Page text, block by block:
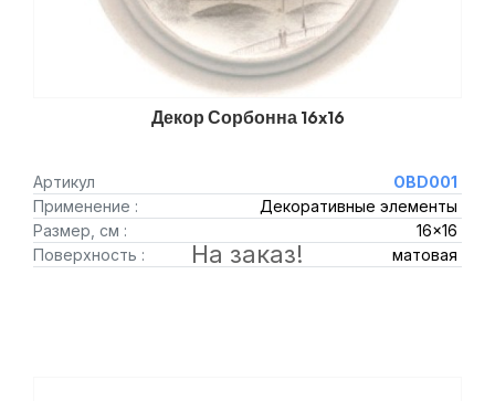
Декор Сорбонна 16x16
Артикул
OBD001
Применение :
Декоративные элементы
Размер, см :
16x16
Поверхность :
матовая
На заказ!